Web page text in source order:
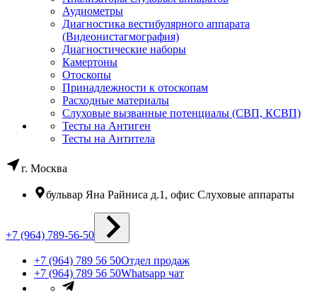
Аудиометры
Диагностика вестибулярного аппарата
(Видеонистагмография)
Диагностические наборы
Камертоны
Отоскопы
Принадлежности к отоскопам
Расходные материалы
Слуховые вызванные потенциалы (СВП, КСВП)
Тесты на Антиген
Тесты на Антитела
г. Москва
бульвар Яна Райниса д.1, офис Слуховые аппараты
+7 (964) 789-56-50
+7 (964) 789 56 50Отдел продаж
+7 (964) 789 56 50Whatsapp чат